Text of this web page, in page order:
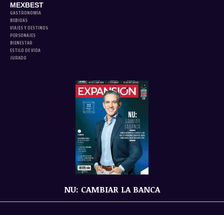
MEXBEST
GASTRONOMÍA
BEBIDAS
VIAJES Y DESTINOS
PERSONAJES
BIENESTAR
ESTILO DE VIDA
JURADO
NU: CAMBIAR LA BANCA